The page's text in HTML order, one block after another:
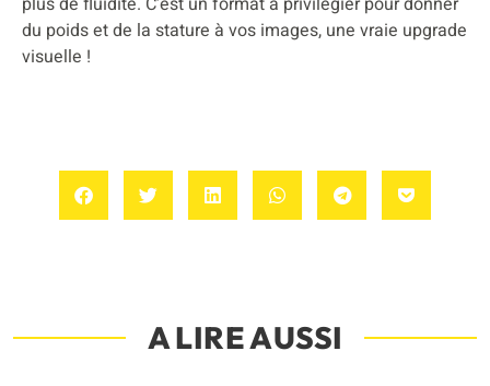
du poids et de la stature à vos images, une vraie upgrade
visuelle !
A LIRE AUSSI